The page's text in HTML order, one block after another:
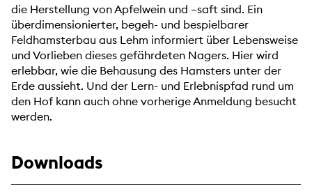
die Herstellung von Apfelwein und –saft sind. Ein
überdimensionierter, begeh- und bespielbarer
Feldhamsterbau aus Lehm informiert über Lebensweise
und Vorlieben dieses gefährdeten Nagers. Hier wird
erlebbar, wie die Behausung des Hamsters unter der
Erde aussieht. Und der Lern- und Erlebnispfad rund um
den Hof kann auch ohne vorherige Anmeldung besucht
werden.
Downloads